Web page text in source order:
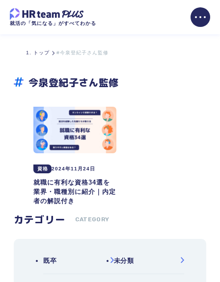
就活の「気になる」がすべてわかる
トップ #今泉登紀子さん監修
今泉登紀子さん監修
資格 2024年11月24日
就職に有利な資格34選を
業界・職種別に紹介｜内定
者の解説付き
カテゴリー CATEGORY
既卒 未分類